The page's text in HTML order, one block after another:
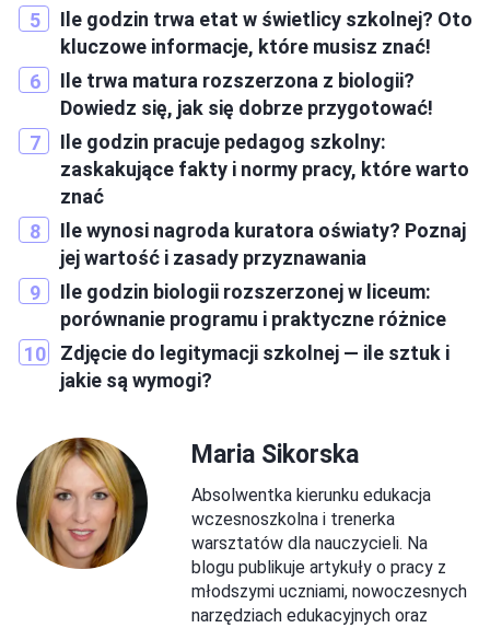
Ile godzin trwa etat w świetlicy szkolnej? Oto
kluczowe informacje, które musisz znać!
Ile trwa matura rozszerzona z biologii?
Dowiedz się, jak się dobrze przygotować!
Ile godzin pracuje pedagog szkolny:
zaskakujące fakty i normy pracy, które warto
znać
Ile wynosi nagroda kuratora oświaty? Poznaj
jej wartość i zasady przyznawania
Ile godzin biologii rozszerzonej w liceum:
porównanie programu i praktyczne różnice
Zdjęcie do legitymacji szkolnej — ile sztuk i
jakie są wymogi?
Maria Sikorska
Absolwentka kierunku edukacja
wczesnoszkolna i trenerka
warsztatów dla nauczycieli. Na
blogu publikuje artykuły o pracy z
młodszymi uczniami, nowoczesnych
narzędziach edukacyjnych oraz